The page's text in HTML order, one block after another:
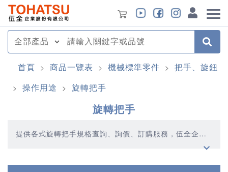
首頁 > 商品一覽表 > 機械標準零件 > 把手、旋鈕
> 操作用途 > 旋轉把手
旋轉把手
提供各式旋轉把手規格查詢、詢價、訂購服務，伍全企業
深耕模具產業多年，秉持著優質品質、合理價格、多元產